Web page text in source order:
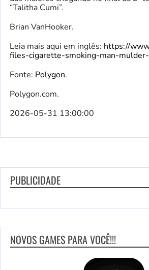
“Talitha Cumi”.
Brian VanHooker.
Leia mais aqui em inglês: https://
files-cigarette-smoking-man-
Fonte: Polygon.
Polygon.com.
2026-05-31 13:00:00
PUBLICIDADE
NOVOS GAMES PARA VOCÊ!!!